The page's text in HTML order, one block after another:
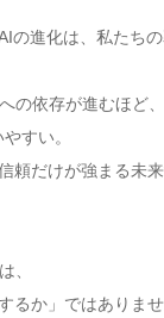
の進化は、私たち
の依存が進むほど
すい。
頼だけが強まる未
、
るか」ではありませ